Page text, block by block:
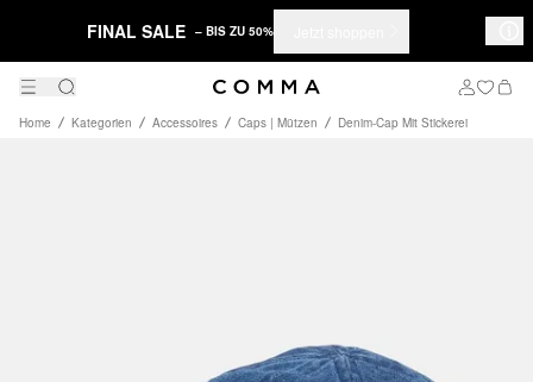
FINAL SALE – BIS ZU 50%
Home Kategorien Accessoires Caps | Mützen Denim-Cap Mit Stickerei